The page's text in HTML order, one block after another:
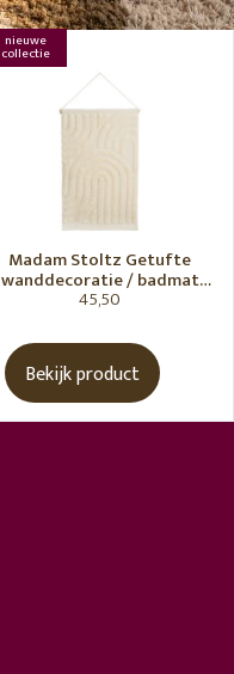
nieuwe
collectie
Madam Stoltz Getufte
wanddecoratie / badmat
Vanille
45,50
Bekijk product